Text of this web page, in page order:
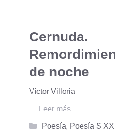
Cernuda.
de noche
Víctor Villoria
…
Leer más
Categorías
Poesía, Poesía S XX